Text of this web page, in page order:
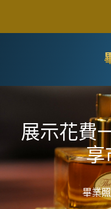
展示花費
享
畢業